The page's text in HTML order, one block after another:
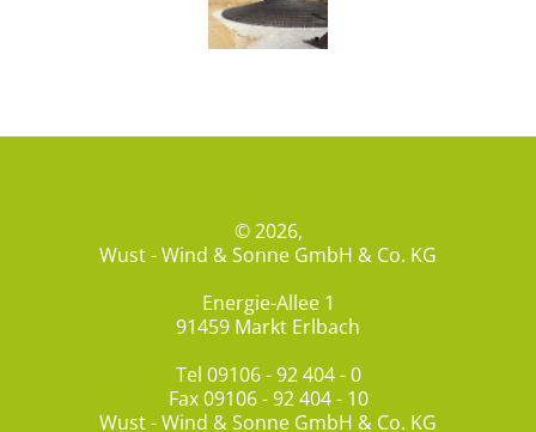
© 2026,
Wust - Wind & Sonne GmbH & Co. KG
Energie-Allee 1
91459 Markt Erlbach
Tel 09106 - 92 404 - 0
Fax 09106 - 92 404 - 10
Wust - Wind & Sonne GmbH & Co. KG